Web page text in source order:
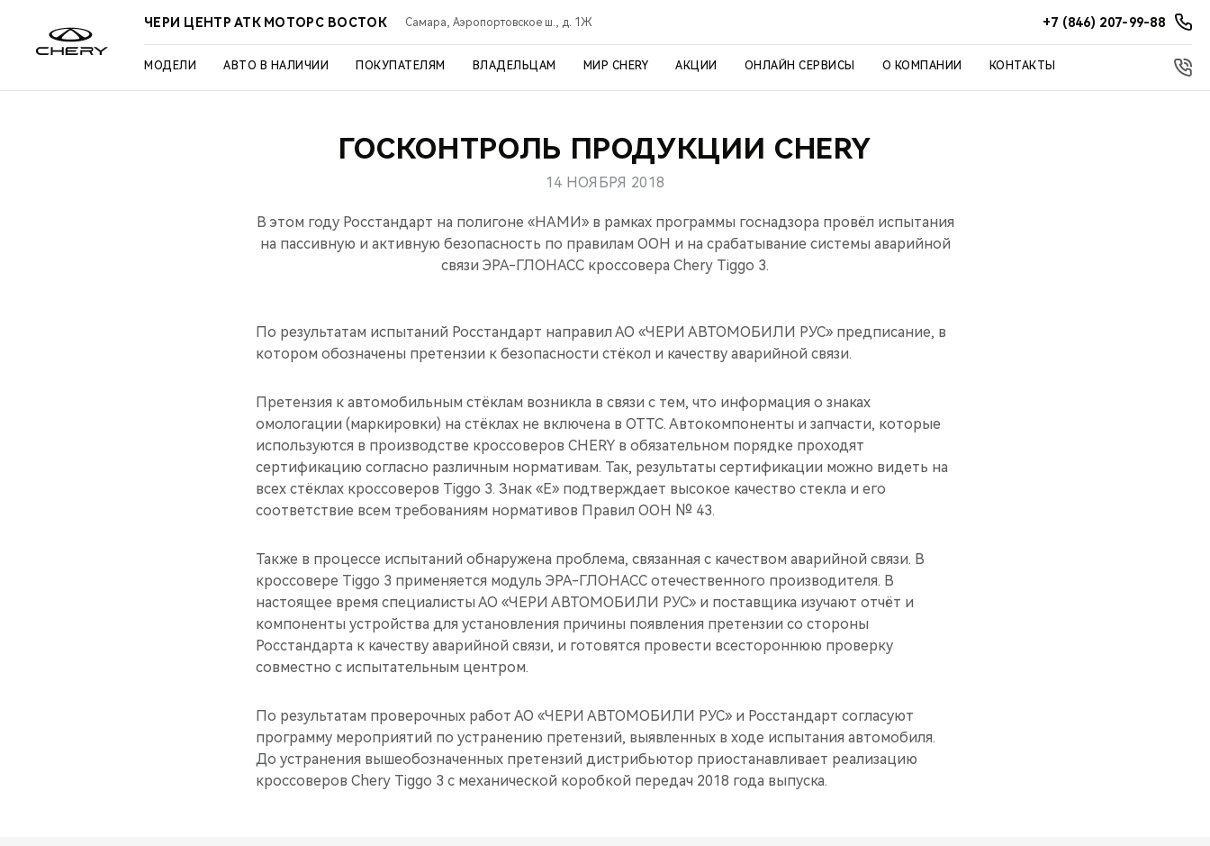
ЧЕРИ ЦЕНТР АТК МОТОРС ВОСТОК Самара, Аэропортовское ш., д. 1Ж +7 (846) 207-99-88
МОДЕЛИ АВТО В НАЛИЧИИ ПОКУПАТЕЛЯМ ВЛАДЕЛЬЦАМ МИР CHERY АКЦИИ ОНЛАЙН СЕРВИСЫ О КОМПАНИИ КОНТАКТЫ
ГОСКОНТРОЛЬ ПРОДУКЦИИ CHERY
14 НОЯБРЯ 2018
В этом году Росстандарт на полигоне «НАМИ» в рамках программы госнадзора провёл испытания
на пассивную и активную безопасность по правилам ООН и на срабатывание системы аварийной
связи ЭРА-ГЛОНАСС кроссовера Chery Tiggo 3.
По результатам испытаний Росстандарт направил АО «ЧЕРИ АВТОМОБИЛИ РУС» предписание, в
котором обозначены претензии к безопасности стёкол и качеству аварийной связи.
Претензия к автомобильным стёклам возникла в связи с тем, что информация о знаках
омологации (маркировки) на стёклах не включена в ОТТС. Автокомпоненты и запчасти, которые
используются в производстве кроссоверов CHERY в обязательном порядке проходят
сертификацию согласно различным нормативам. Так, результаты сертификации можно видеть на
всех стёклах кроссоверов Tiggo 3. Знак «E» подтверждает высокое качество стекла и его
соответствие всем требованиям нормативов Правил ООН № 43.
Также в процессе испытаний обнаружена проблема, связанная с качеством аварийной связи. В
кроссовере Tiggo 3 применяется модуль ЭРА-ГЛОНАСС отечественного производителя. В
настоящее время специалисты АО «ЧЕРИ АВТОМОБИЛИ РУС» и поставщика изучают отчёт и
компоненты устройства для установления причины появления претензии со стороны
Росстандарта к качеству аварийной связи, и готовятся провести всестороннюю проверку
совместно с испытательным центром.
По результатам проверочных работ АО «ЧЕРИ АВТОМОБИЛИ РУС» и Росстандарт согласуют
программу мероприятий по устранению претензий, выявленных в ходе испытания автомобиля.
До устранения вышеобозначенных претензий дистрибьютор приостанавливает реализацию
кроссоверов Chery Tiggo 3 с механической коробкой передач 2018 года выпуска.